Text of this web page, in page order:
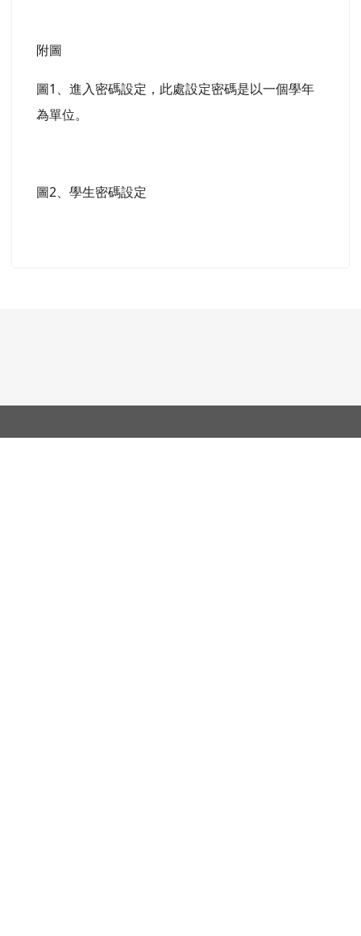
附圖
圖1、進入密碼設定，此處設定密碼是以一個學年
為單位。
圖2、學生密碼設定